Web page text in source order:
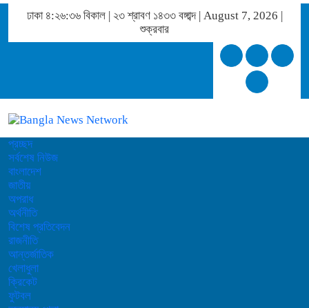
ঢাকা ৪:২৬:৩৭ বিকাল | ২৩ শ্রাবণ ১৪৩৩ বঙ্গাব্দ | August 7, 2026 |
শুক্রবার
প্রচ্ছদ
সর্বশেষ নিউজ
বাংলাদেশ
জাতীয়
অপরাধ
অর্থনীতি
বিশেষ প্রতিবেদন
রাজনীতি
আন্তর্জাতিক
খেলাধুলা
ক্রিকেট
ফুটবল